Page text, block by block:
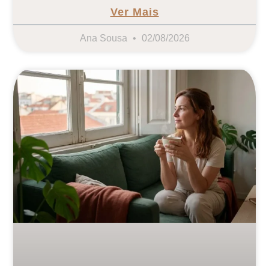
Ver Mais
Ana Sousa 02/08/2026